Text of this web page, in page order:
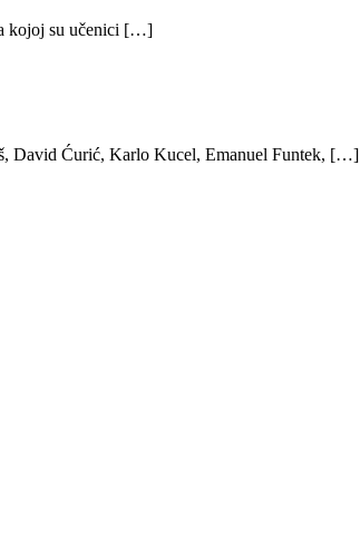
kojoj su učenici […]
David Ćurić, Karlo Kucel, Emanuel Funtek, […]